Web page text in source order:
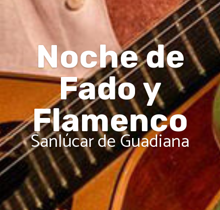
Noche de
Fado y
Flamenco
Sanlúcar de Guadiana